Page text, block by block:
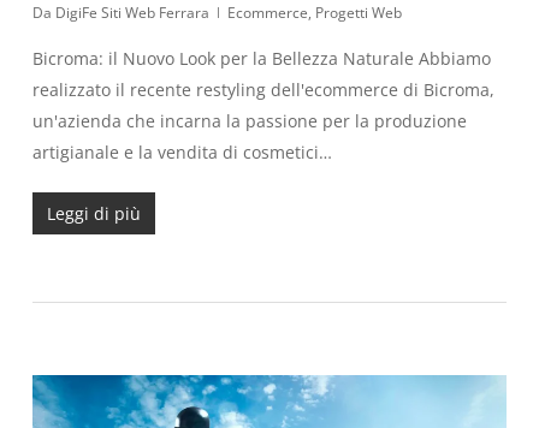
Da DigiFe Siti Web Ferrara Ecommerce, Progetti Web
Bicroma: il Nuovo Look per la Bellezza Naturale Abbiamo
realizzato il recente restyling dell'ecommerce di Bicroma,
un'azienda che incarna la passione per la produzione
artigianale e la vendita di cosmetici…
Leggi di più